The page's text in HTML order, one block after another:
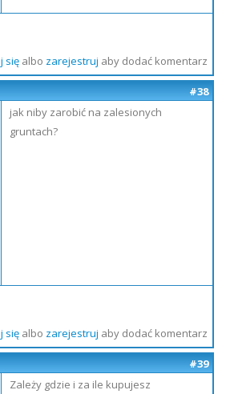
sięalbo zarejestruj aby dodać komentarz
#38
jak niby zarobić na zalesionych
gruntach?
sięalbo zarejestruj aby dodać komentarz
#39
Zależy gdzie i za ile kupujesz